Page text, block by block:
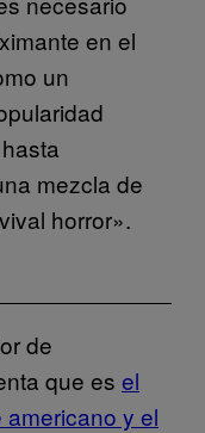
en el
un
mezcla de
horror».
de
que es el
y el